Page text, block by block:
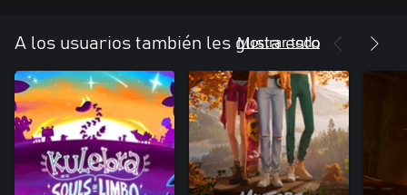
A los usuarios también les gusta esto
Mostrar todo